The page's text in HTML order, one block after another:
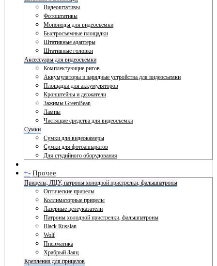
Видеоштативы
Фотоштативы
Моноподы для видеосъемки
Быстросъемные площадки
Штативные адаптеры
Штативные головки
Аксессуары для видеосъемки
Комплектующие ригов
Аккумуляторы и зарядные устройства для видеосъемки
Площадки для аккумуляторов
Кронштейны и держатели
Зажимы GreenBean
Лампы
Чистящие средства для видеосъемки
Сумки
Сумки для видеокамеры
Сумки для фотоаппаратов
Для студийного оборудования
+- Прочее
Прицелы, ЛЦУ, патроны холодной пристрелки, фальшпатроны
Оптические прицелы
Коллиматорные прицелы
Лазерные целеуказатели
Патроны холодной пристрелки, фальшпатроны
Black Russian
Wolf
Пневматика
Храбрый Заяц
Крепления для прицелов